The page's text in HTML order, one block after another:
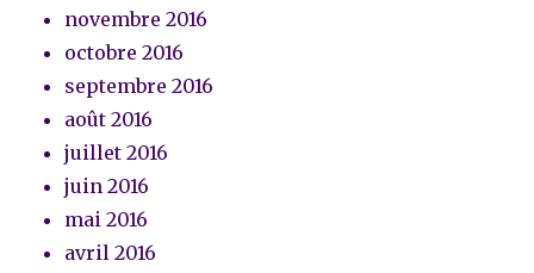
novembre 2016
octobre 2016
septembre 2016
août 2016
juillet 2016
juin 2016
mai 2016
avril 2016